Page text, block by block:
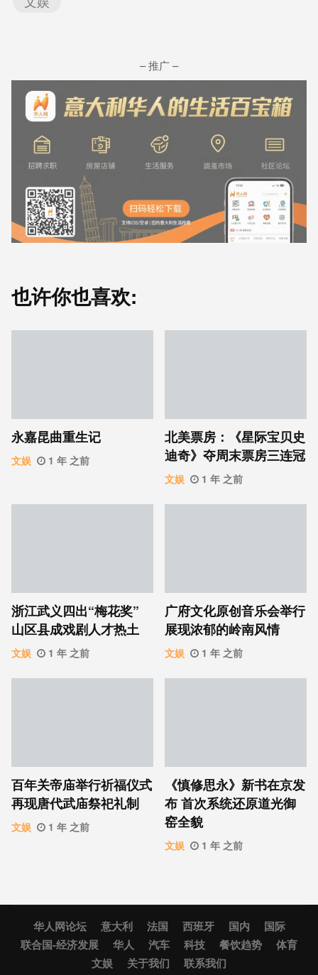
– 推广 –
也许你也喜欢:
永嘉昆曲重生记
文娱 1 年 之前
北美票房：《星际宝贝史
迪奇》夺周末票房三连冠
文娱 1 年 之前
浙江武义四出“梅花奖”
山区县成戏剧人才热土
文娱 1 年 之前
广府文化原创音乐会举行
展现浓郁的岭南风情
文娱 1 年 之前
百年关帝庙举行祈福仪式
再现唐代武庙祭祀礼制
文娱 1 年 之前
《慎修思永》新书在京发
布 首次系统还原道光御
窑全貌
文娱 1 年 之前
华人网论坛 意大利 法国 西班牙 国内
国际
联合国-经济发展
华人 汽车 科技 餐饮趋势
体育
文娱
关于我们 联系我们